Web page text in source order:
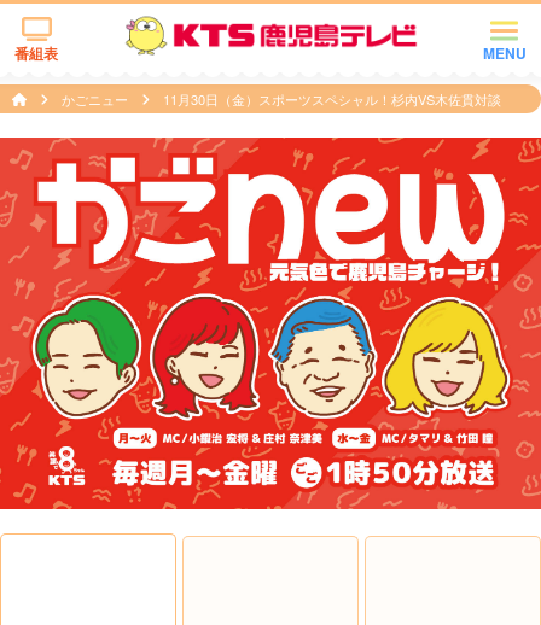
MENU
番組表
かごニュー 11月30日（金）スポーツスペシャル！杉内VS木佐貫対談